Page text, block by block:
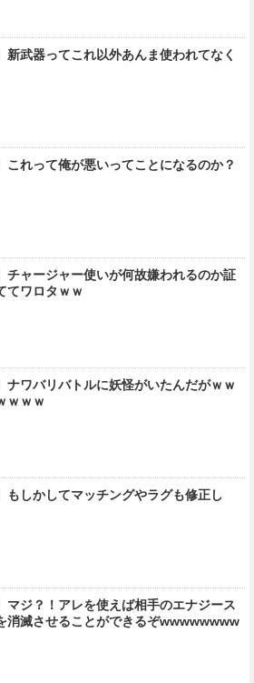
新武器ってこれ以外あんま使われてなく
これって俺が悪いってことになるのか？
チャージャー使いが何故嫌われるのか証
てワロタｗｗ
ナワバリバトルに妖怪がいたんだがｗｗ
ｗｗｗ
もしかしてマッチングやラグも修正し
マジ？！アレを使えば相手のエナジース
消滅させることができるぞwwwwwwww